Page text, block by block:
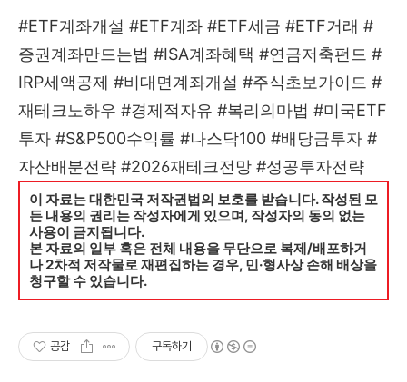
#ETF계좌개설 #ETF계좌 #ETF세금 #ETF거래 #
증권계좌만드는법 #ISA계좌혜택 #연금저축펀드 #
IRP세액공제 #비대면계좌개설 #주식초보가이드 #
재테크노하우 #경제적자유 #복리의마법 #미국ETF
투자 #S&P500수익률 #나스닥100 #배당금투자 #
자산배분전략 #2026재테크전망 #성공투자전략
이 자료는 대한민국 저작권법의 보호를 받습니다. 작성된 모
든 내용의 권리는 작성자에게 있으며, 작성자의 동의 없는
사용이 금지됩니다.
본 자료의 일부 혹은 전체 내용을 무단으로 복제/배포하거
나 2차적 저작물로 재편집하는 경우, 민·형사상 손해 배상을
청구할 수 있습니다.
공감 구독하기